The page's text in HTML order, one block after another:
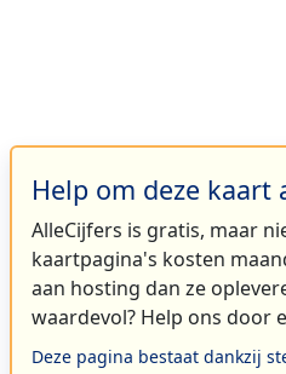
Help om deze kaart
AlleCijfers is gratis, maar
kaartpagina's kosten
aan hosting dan ze
waardevol? Help ons door
Deze pagina bestaat dankzij